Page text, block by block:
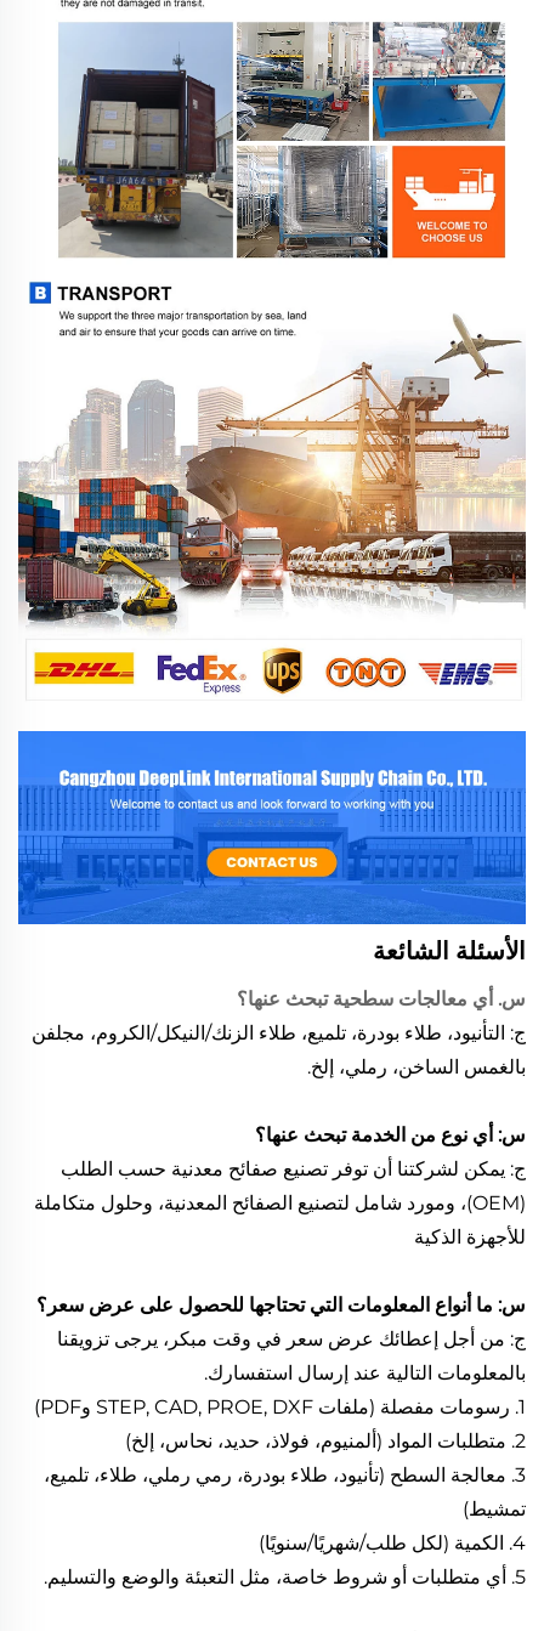
الأسئلة الشائعة
س. أي معالجات سطحية تبحث عنها؟
ج: التأنيود، طلاء بودرة، تلميع، طلاء الزنك/النيكل/الكروم، مجلفن
بالغمس الساخن، رملي، إلخ.
س: أي نوع من الخدمة تبحث عنها؟
ج: يمكن لشركتنا أن توفر تصنيع صفائح معدنية حسب الطلب
(OEM)، ومورد شامل لتصنيع الصفائح المعدنية، وحلول متكاملة
للأجهزة الذكية
س: ما أنواع المعلومات التي تحتاجها للحصول على عرض سعر؟
ج: من أجل إعطائك عرض سعر في وقت مبكر، يرجى تزويقنا
بالمعلومات التالية عند إرسال استفسارك.
1. رسومات مفصلة (ملفات STEP, CAD, PROE, DXF وPDF)
2. متطلبات المواد (ألمنيوم، فولاذ، حديد، نحاس، إلخ)
3. معالجة السطح (تأنيود، طلاء بودرة، رمي رملي، طلاء، تلميع،
تمشيط)
4. الكمية (لكل طلب/شهريًا/سنويًا)
5. أي متطلبات أو شروط خاصة، مثل التعبئة والوضع والتسليم.